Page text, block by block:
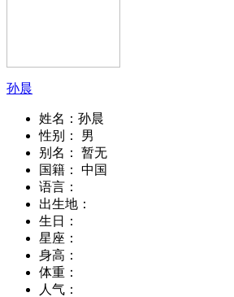
孙晨
姓名： 孙晨
性别：
男
别名：
暂无
国籍：
中国
语言：
出生地：
生日：
星座：
身高：
体重：
人气：